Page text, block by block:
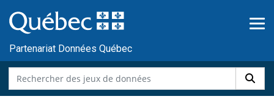
au
contenu
Partenariat Données Québec